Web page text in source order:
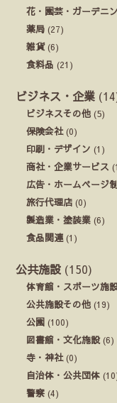
花・園芸・ガーデニ
薬局 (27)
雑貨(6)
食料品 (21)
ビジネス・企業
ビジネスその他 (5)
保険会社(0)
印刷・デザイン (1)
商社・企業サービス
広告・ホームページ
旅行代理店 (0)
製造業・塗装業 (6)
食品関連 (1)
公共施設 (150)
体育館・スポーツ施
公共施設その他 (19)
公園 (100)
図書館・文化施設(6)
寺・神社(0)
自治体・公共団体
警察 (4)